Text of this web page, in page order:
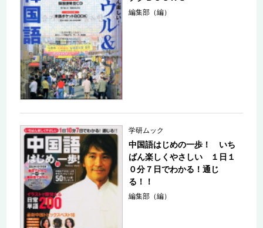
編集部（編）
学研ムック
中国語はじめの一歩！ いち
ばん楽しくやさしい １日１
０分７日でわかる！通じ
る！！
編集部（編）